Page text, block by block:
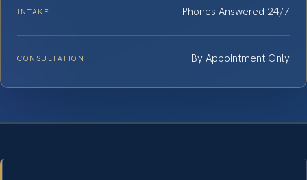
INTAKE Phones Answered 24/7
CONSULTATION By Appointment Only